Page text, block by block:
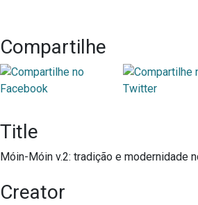
Compartilhe
Title
Móin-Móin v.2: tradição e modernidade
Creator